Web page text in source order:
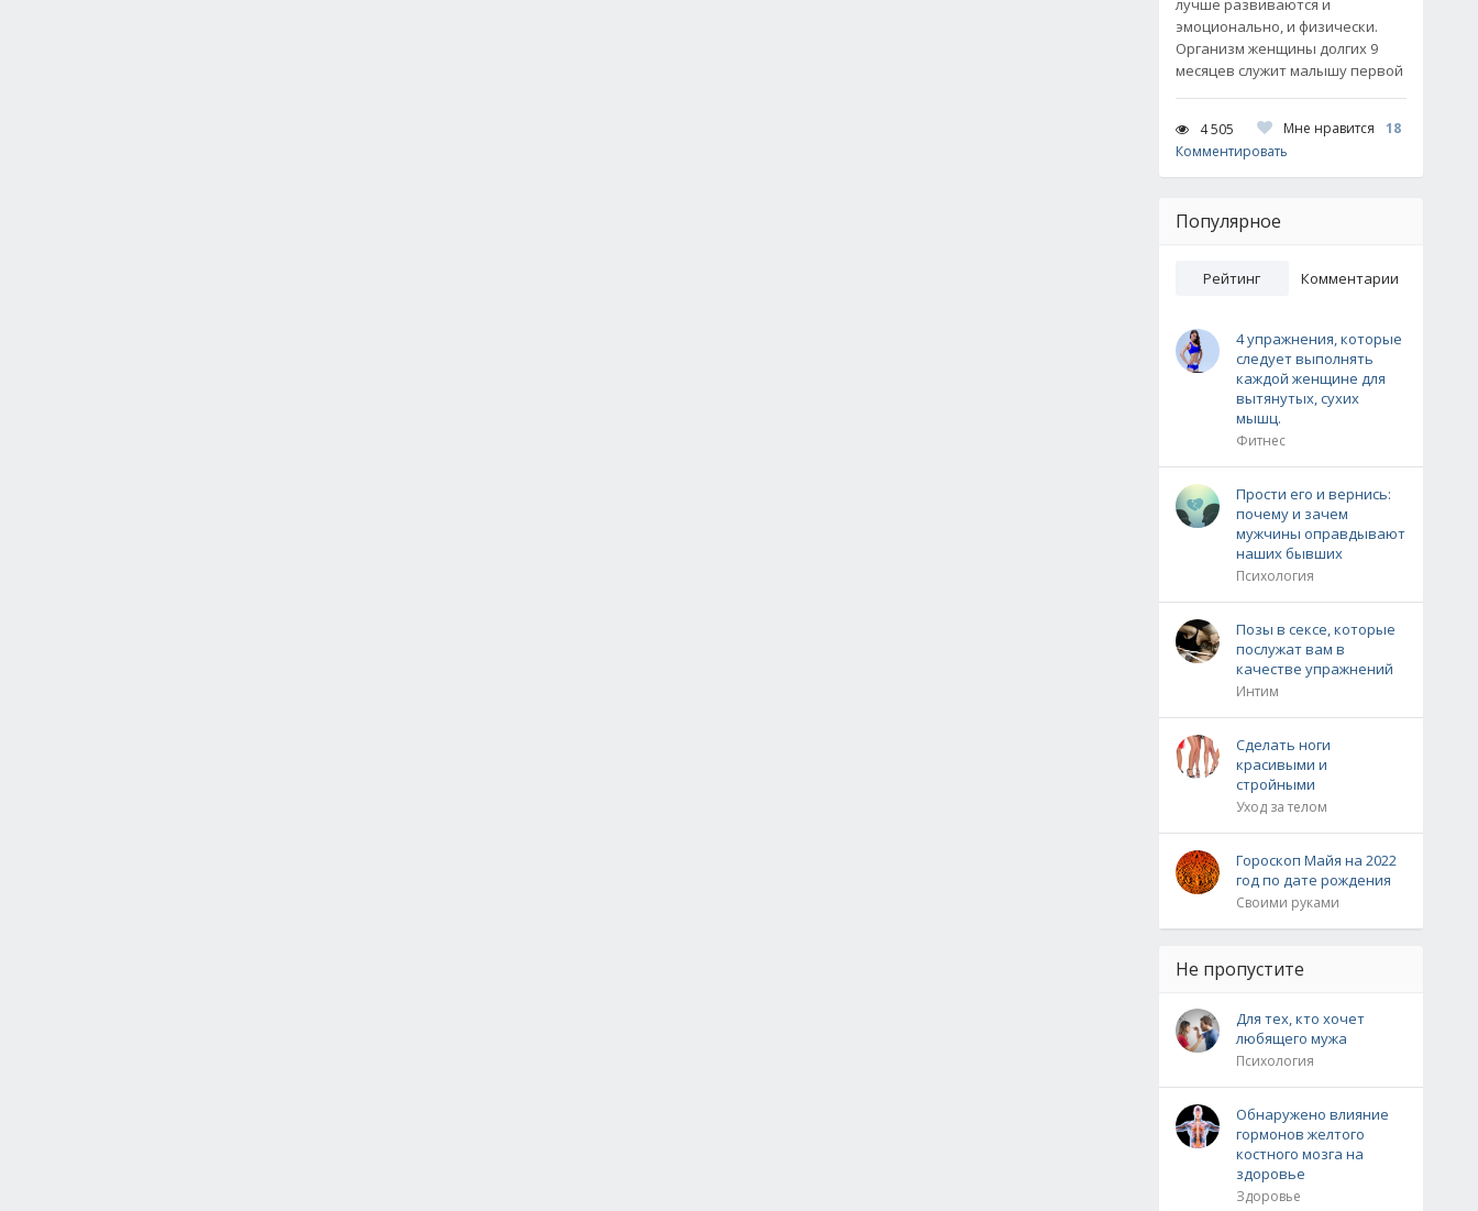
лучше развиваются и
эмоционально, и физически.
Организм женщины долгих 9
месяцев служит малышу первой
4 505 Мне нравится
18
Комментировать
Популярное
Рейтинг Комментарии
4 упражнения, которые
следует выполнять
каждой женщине для
вытянутых, сухих
мышц.
Фитнес
Прости его и вернись:
почему и зачем
мужчины оправдывают
наших бывших
Психология
Позы в сексе, которые
послужат вам в
качестве упражнений
Интим
Сделать ноги
красивыми и
стройными
Уход за телом
Гороскоп Майя на 2022
год по дате рождения
Своими руками
Не пропустите
Для тех, кто хочет
любящего мужа
Психология
Обнаружено влияние
гормонов желтого
костного мозга на
здоровье
Здоровье